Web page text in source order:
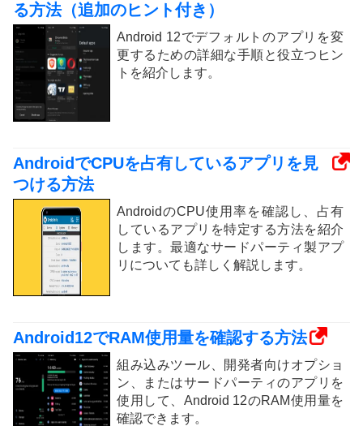
る方法（追加のヒント付き）
Android 12でデフォルトのアプリを変
更するための詳細な手順と役立つヒン
トを紹介します。
AndroidでCPUを占有しているアプリを見
つける方法
AndroidのCPU使用率を確認し、占有
しているアプリを特定する方法を紹介
します。最適なサードパーティ製アプ
リについても詳しく解説します。
Android12でRAM使用量を確認する方法
組み込みツール、開発者向けオプショ
ン、またはサードパーティのアプリを
使用して、Android 12のRAM使用量を
確認できます。